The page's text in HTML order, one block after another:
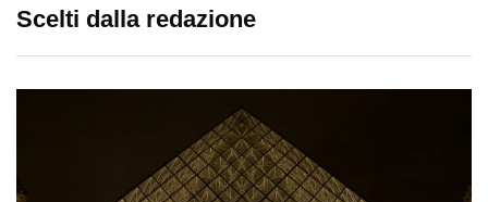
Scelti dalla redazione